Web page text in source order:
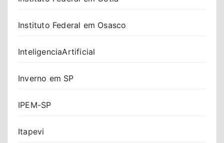
Instituto Federal em Osasco
InteligenciaArtificial
Inverno em SP
IPEM-SP
Itapevi